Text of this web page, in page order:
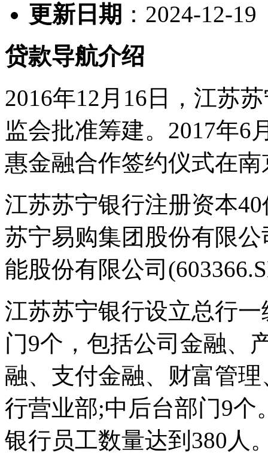
更新日期 ：2024-12-19
贷款导航介绍
2016年12月16日，江苏
监会批准筹建。2017年6
惠金融合作签约仪式在
江苏苏宁银行注册资本
苏宁易购集团股份有限
能股份有限公司
江苏苏宁银行设立总行
门9个，包括公司金融、
融、支付金融、财富管
行营业部;中后台部门9个
银行员工数量达到380人